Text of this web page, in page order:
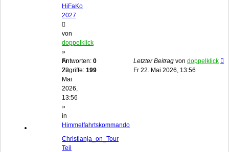
HiFaKo
2027
von
doppelklick
»
Fr
22.
Mai
2026,
13:56
»
in
Himmelfahrtskommando
Antworten: 0
Zugriffe: 199
Letzter Beitrag von doppelklick
Fr 22. Mai 2026, 13:56
Christianja_on_Tour
Teil